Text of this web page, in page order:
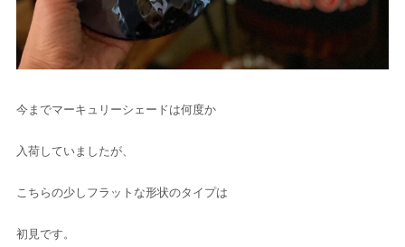
今までマーキュリーシェードは何度か
入荷していましたが、
こちらの少しフラットな形状のタイプは
初見です。